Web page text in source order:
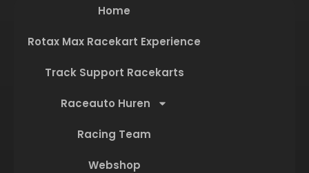
Home
Rotax Max Racekart Experience
Track Support Racekarts
Raceauto Huren
Racing Team
Webshop